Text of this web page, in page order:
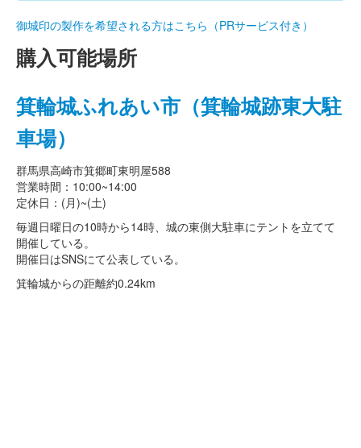
御城印の製作を希望される方はこちら（PRサービス付き）
購入可能場所
箕輪城ふれあい市（箕輪城跡東大駐
車場）
群馬県高崎市箕郷町東明屋588
営業時間：10:00~14:00
定休日：(月)~(土)
毎週日曜日の10時から14時、城の東側大駐車にテントを立てて
開催している。
開催日はSNSにて公表している。
箕輪城からの距離約0.24km